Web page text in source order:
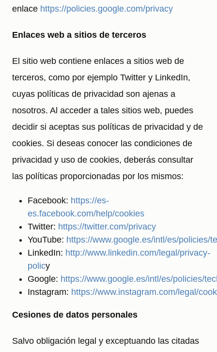
enlace https://policies.google.com/privacy
Enlaces web a sitios de terceros
El sitio web contiene enlaces a sitios web de
terceros, como por ejemplo Twitter y LinkedIn,
cuyas políticas de privacidad son ajenas a
nosotros. Al acceder a tales sitios web, puedes
decidir si aceptas sus políticas de privacidad y de
cookies. Si deseas conocer las condiciones de
privacidad y uso de cookies, deberás consultar
las políticas proporcionadas por los mismos:
Facebook: https://es-
es.facebook.com/help/cookies
Twitter: https://twitter.com/privacy
YouTube: https://www.google.es/intl/es/policies/
LinkedIn: http://www.linkedin.com/legal/privacy-
policy
Google: https://www.google.es/intl/es/policies/
Instagram: https://www.instagram.com/legal/
Cesiones de datos personales
Salvo obligación legal y exceptuando las citadas